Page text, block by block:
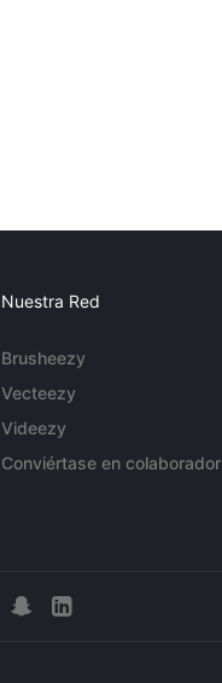
Nuestra Red
Brusheezy
Vecteezy
Videezy
Conviértase en colaborador